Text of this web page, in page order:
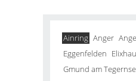
Ainring Anger
Eggenfelden
Gmund am